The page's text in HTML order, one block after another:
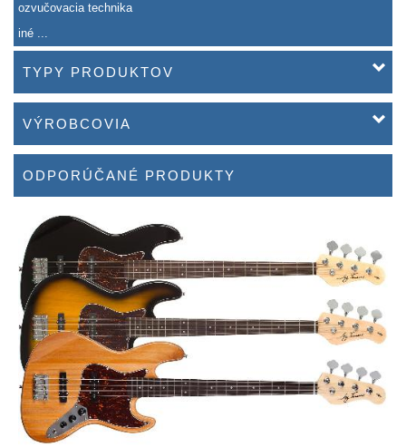
ozvučovacia technika
iné ...
TYPY PRODUKTOV
VÝROBCOVIA
ODPORÚČANÉ PRODUKTY